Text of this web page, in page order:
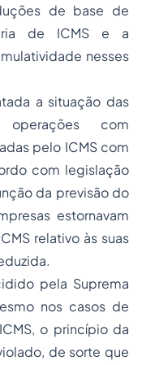
de base de
de ICMS e a
nesses
a situação das
com
pelo ICMS com
com legislação
da previsão do
estornavam
relativo às suas
pela Suprema
nos casos de
o princípio da
de sorte que